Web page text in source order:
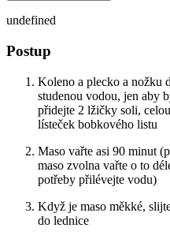
undefined
Postup
Koleno a plecko a nožku
studenou vodou, jen aby
přidejte 2 lžičky soli,
lísteček bobkového listu
Maso vařte asi 90 minut
maso zvolna vařte o to
potřeby přilévejte vodu)
Když je maso měkké,
do lednice